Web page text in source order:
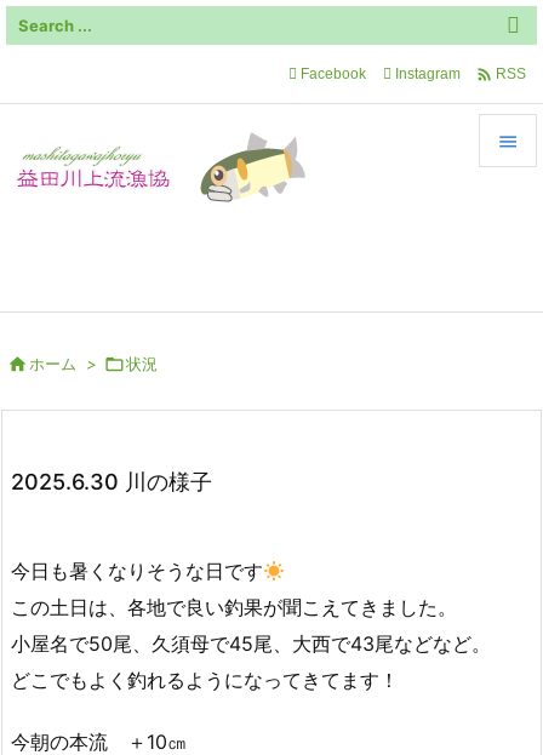


Facebook Instagram  RSS
 ホーム > 状況
2025.6.30 川の様子
今日も暑くなりそうな日です
この土日は、各地で良い釣果が聞こえてきました。
小屋名で50尾、久須母で45尾、大西で43尾などなど。
どこでもよく釣れるようになってきてます！
今朝の本流 ＋10㎝